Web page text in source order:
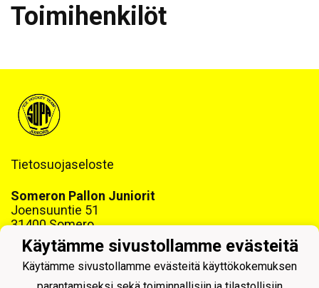
Toimihenkilöt
Tietosuojaseloste
Someron Pallon Juniorit
Joensuuntie 51
31400 Somero
www.sopajuniorit.fi
Y-tunnus: 1468999-6
Käytämme sivustollamme evästeitä
Käytämme sivustollamme evästeitä käyttökokemuksen